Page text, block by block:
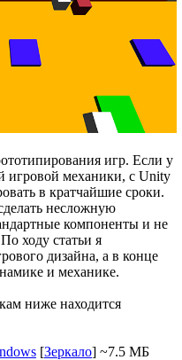
игр. Если у
игровой механики, с Unity
в кратчайшие сроки.
несложную
компоненты и не
ходу статьи я
дизайна, а в конце
и механике.
ниже находится
[Зеркало] ~7.5 МБ